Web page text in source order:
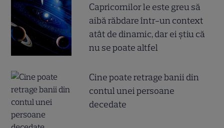
Capricornilor le este greu să
aibă răbdare într-un context
atât de dinamic, dar ei știu că
nu se poate altfel
Cine poate retrage banii din
contul unei persoane
decedate